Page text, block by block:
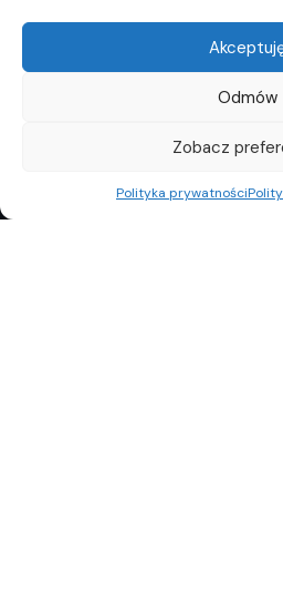
Odmów
Zobacz
Polityka prywatności